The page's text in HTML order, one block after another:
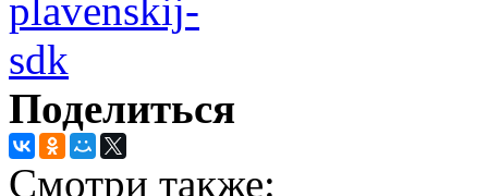
Поделиться
Смотри также: